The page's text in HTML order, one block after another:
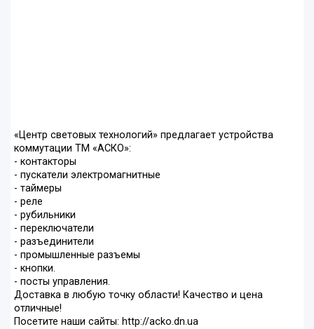
«Центр световых технологий» предлагает устройства
коммутации ТМ «АСКО»:
- контакторы
- пускатели электромагнитные
- таймеры
- реле
- рубильники
- переключатели
- разъединители
- промышленные разъемы
- кнопки.
- посты управления.
Доставка в любую точку области! Качество и цена
отличные!
Посетите наши сайты: http://acko.dn.ua